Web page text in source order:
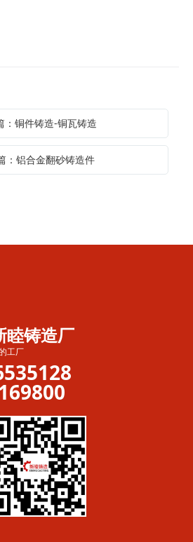
：铜件铸造-铜瓦铸造
：铝合金翻砂铸造件
睦铸造厂
工厂